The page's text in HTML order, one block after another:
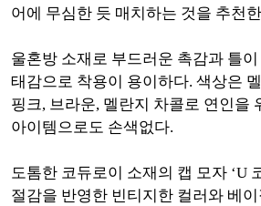
어에 무심한 듯 매치하는 것을 추천
울혼방 소재로 부드러운 촉감과 틀
태감으로 착용이 용이하다. 색상은
핑크, 브라운, 멜란지 차콜로 연인을
아이템으로도 손색없다.
도톰한 코듀로이 소재의 캡 모자 ‘U
절감을 반영한 빈티지한 컬러와 베